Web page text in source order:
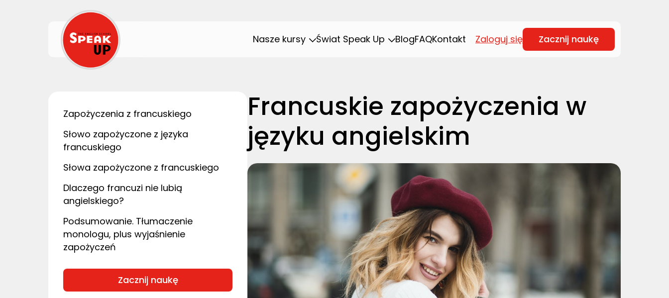
Nasze kursy Świat Speak Up BlogFAQKontakt Zaloguj się Zacznij naukę
Zapożyczenia z francuskiego
Słowo zapożyczone z języka
francuskiego
Słowa zapożyczone z francuskiego
Dlaczego francuzi nie lubią
angielskiego?
Podsumowanie. Tłumaczenie
monologu, plus wyjaśnienie
zapożyczeń
Zacznij naukę
Francuskie zapożyczenia w
języku angielskim